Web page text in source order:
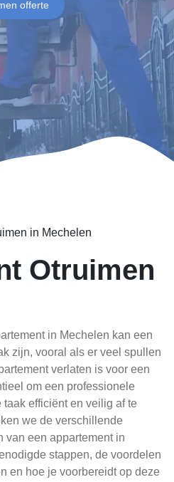
offerte
in Mechelen
Otruimen
in Mechelen kan een
zijn, vooral als er veel spullen
verlaten is voor een
om een professionele
efficiënt en veilig af te
we de verschillende
van een appartement in
stappen, de voordelen
en hoe je voorbereidt op deze